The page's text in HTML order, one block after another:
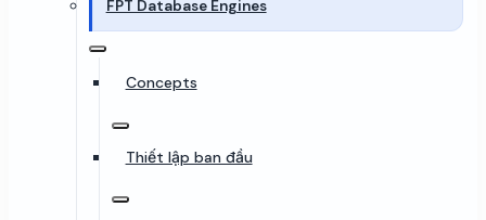
FPT Database Engines
Concepts
Thiết lập ban đầu